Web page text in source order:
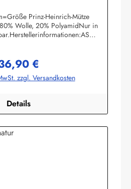
Prinz-Heinrich-Mütze
Wolle, 20% PolyamidNur in
Preis:
€
zzgl. Versandkosten
Details